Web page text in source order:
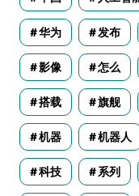
华为 发布
影像 怎么
搭载 旗舰
机器 机器人
科技 系列